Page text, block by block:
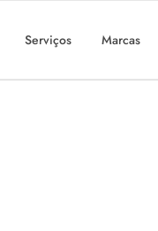
Serviços Marcas